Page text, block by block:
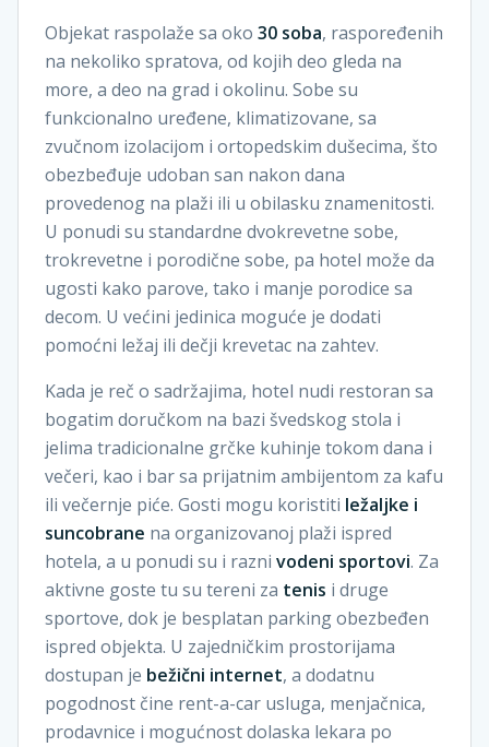
Objekat raspolaže sa oko 30 soba, raspoređenih
na nekoliko spratova, od kojih deo gleda na
more, a deo na grad i okolinu. Sobe su
funkcionalno uređene, klimatizovane, sa
zvučnom izolacijom i ortopedskim dušecima, što
obezbeđuje udoban san nakon dana
provedenog na plaži ili u obilasku znamenitosti.
U ponudi su standardne dvokrevetne sobe,
trokrevetne i porodične sobe, pa hotel može da
ugosti kako parove, tako i manje porodice sa
decom. U većini jedinica moguće je dodati
pomoćni ležaj ili dečji krevetac na zahtev.
Kada je reč o sadržajima, hotel nudi restoran sa
bogatim doručkom na bazi švedskog stola i
jelima tradicionalne grčke kuhinje tokom dana i
večeri, kao i bar sa prijatnim ambijentom za kafu
ili večernje piće. Gosti mogu koristiti ležaljke i
suncobrane na organizovanoj plaži ispred
hotela, a u ponudi su i razni vodeni sportovi. Za
aktivne goste tu su tereni za tenis i druge
sportove, dok je besplatan parking obezbeđen
ispred objekta. U zajedničkim prostorijama
dostupan je bežični internet, a dodatnu
pogodnost čine rent-a-car usluga, menjačnica,
prodavnice i mogućnost dolaska lekara po